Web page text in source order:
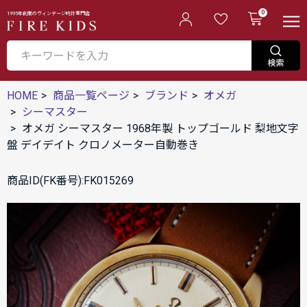
1995年創業のヴィンテージ時計専門店 0
HOME 商品一覧ページ ブランド
オメガ
シーマスター
オメガ シーマスター 1968年製 トップゴールド 梨地文字
盤 デイデイト クロノメーター自動巻き
商品ID(FK番号):FK015269